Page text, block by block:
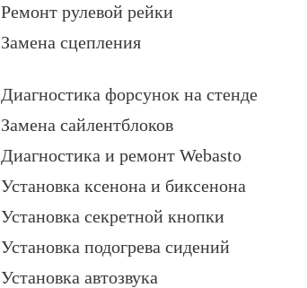
Ремонт рулевой рейки
Замена сцепления
Диагностика форсунок на стенде
Замена сайлентблоков
Диагностика и ремонт Webasto
Установка ксенона и биксенона
Установка секретной кнопки
Установка подогрева сидений
Установка автозвука